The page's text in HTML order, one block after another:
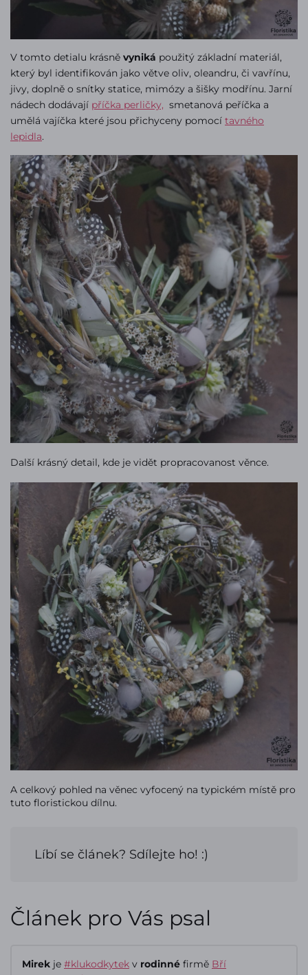
V tomto detialu krásně vyniká použitý základní materiál,
který byl identifikován jako větve oliv, oleandru, či vavřínu,
jivy, doplně o snítky statice, mimózy a šišky modřínu. Jarní
nádech dodávají příčka perličky, smetanová peříčka a
umělá vajíčka které jsou přichyceny pomocí tavného
lepidla.
Další krásný detail, kde je vidět propracovanost věnce.
A celkový pohled na věnec vyfocený na typickém místě pro
tuto floristickou dílnu.
Líbí se článek? Sdílejte ho! :)
Článek pro Vás psal
Mirek je #klukodkytek v rodinné firmě Bří